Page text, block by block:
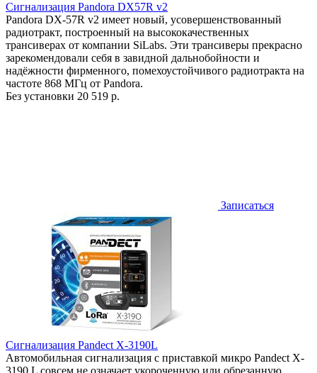
Сигнализация Pandora DX57R v2
Pandora DX-57R v2 имеет новый, усовершенствованный
радиотракт, построенный на высококачественных
трансиверах от компании SiLabs. Эти трансиверы прекрасно
зарекомендовали себя в завидной дальнобойности и
надёжности фирменного, помехоустойчивого радиотракта на
частоте 868 МГц от Pandora.
Без установки 20 519 р.
Записаться
Сигнализация Pandect X-3190L
Автомобильная сигнализация с приставкой микро Pandect X-